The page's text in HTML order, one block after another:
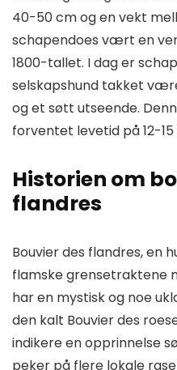
40-50 cm og en vekt
schapendoes vært en
1800-tallet. I dag er
selskapshund takket
og et søtt utseende.
forventet levetid på 12-15
Historien om
flandres
Bouvier des flandres, en
flamske grensetraktene
har en mystisk og noe
den kalt Bouvier des
indikere en opprinnelse
peker på flere lokale